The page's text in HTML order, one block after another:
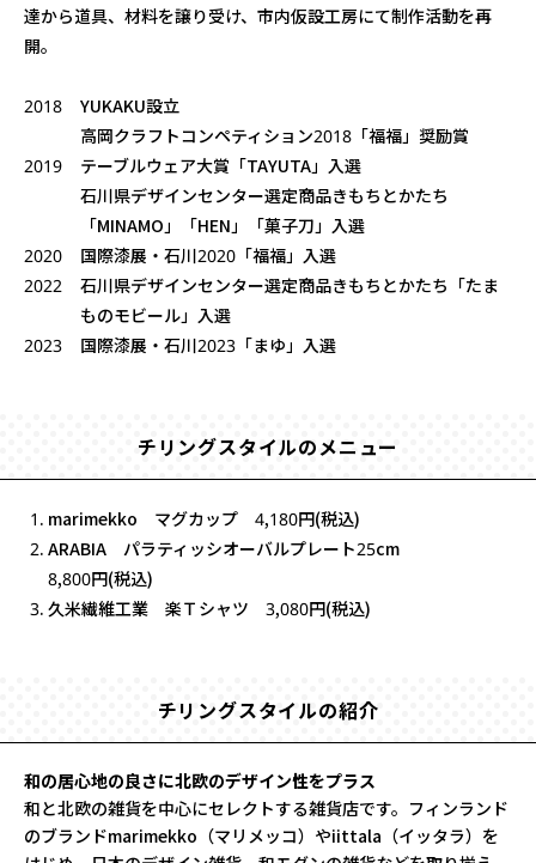
達から道具、材料を譲り受け、市内仮設工房にて制作活動を再
開。
2018
YUKAKU設立
高岡クラフトコンペティション2018「福福」奨励賞
2019
テーブルウェア大賞「TAYUTA」入選
石川県デザインセンター選定商品きもちとかたち
「MINAMO」「HEN」「菓子刀」入選
2020
国際漆展・石川2020「福福」入選
2022
石川県デザインセンター選定商品きもちとかたち「たま
ものモビール」入選
2023
国際漆展・石川2023「まゆ」入選
チリングスタイルのメニュー
marimekko マグカップ 4,180円(税込)
ARABIA パラティッシオーバルプレート25cm
8,800円(税込)
久米繊維工業 楽Ｔシャツ 3,080円(税込)
チリングスタイルの紹介
和の居心地の良さに北欧のデザイン性をプラス
和と北欧の雑貨を中心にセレクトする雑貨店です。フィンランド
のブランドmarimekko（マリメッコ）やiittala（イッタラ）を